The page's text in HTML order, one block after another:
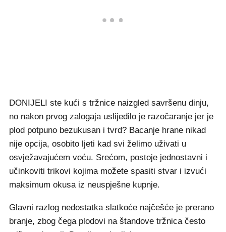
DONIJELI ste kući s tržnice naizgled savršenu dinju,
no nakon prvog zalogaja uslijedilo je razočaranje jer je
plod potpuno bezukusan i tvrd? Bacanje hrane nikad
nije opcija, osobito ljeti kad svi želimo uživati u
osvježavajućem voću. Srećom, postoje jednostavni i
učinkoviti trikovi kojima možete spasiti stvar i izvući
maksimum okusa iz neuspješne kupnje.
Glavni razlog nedostatka slatkoće najčešće je prerano
branje, zbog čega plodovi na štandove tržnica često